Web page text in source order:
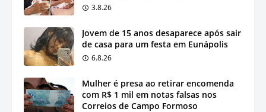
3.8.26
Jovem de 15 anos desaparece após sair
de casa para um festa em Eunápolis
6.8.26
Mulher é presa ao retirar encomenda
com R$ 1 mil em notas falsas nos
Correios de Campo Formoso